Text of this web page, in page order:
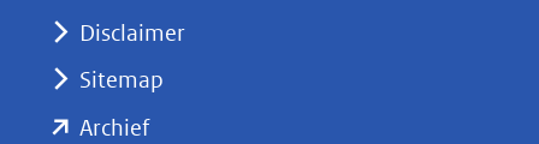
naar
Disclaimer
Sitemap
Archief(opent